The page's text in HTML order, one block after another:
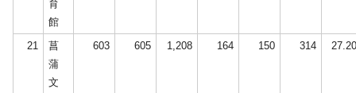
育
館
21
菖
蒲
文
603 605 1,208 164 150 314 27.20